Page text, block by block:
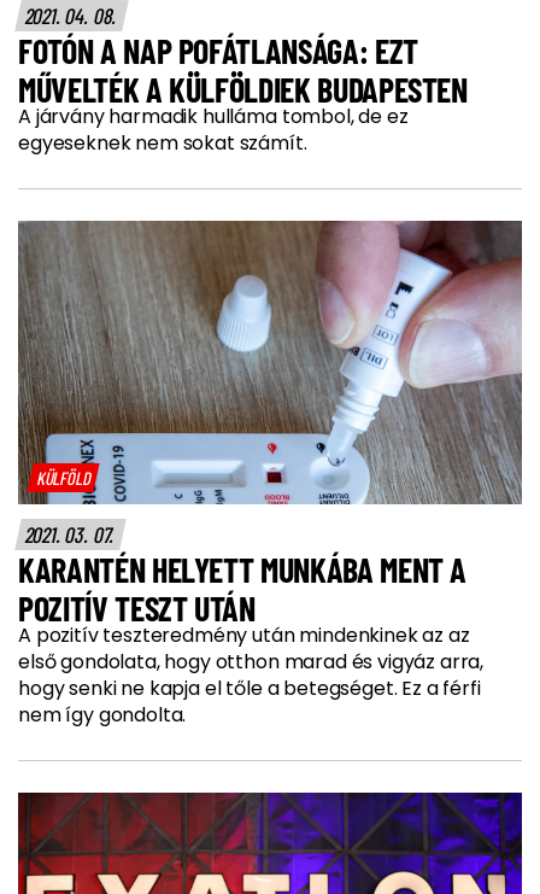
2021. 04. 08.
FOTÓN A NAP POFÁTLANSÁGA: EZT
MŰVELTÉK A KÜLFÖLDIEK BUDAPESTEN
A járvány harmadik hulláma tombol, de ez
egyeseknek nem sokat számít.
KÜLFÖLD
2021. 03. 07.
KARANTÉN HELYETT MUNKÁBA MENT A
POZITÍV TESZT UTÁN
A pozitív teszteredmény után mindenkinek az az
első gondolata, hogy otthon marad és vigyáz arra,
hogy senki ne kapja el tőle a betegséget. Ez a férfi
nem így gondolta.